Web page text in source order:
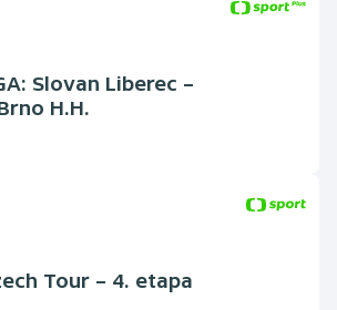
Slovan Liberec –
H.H.
Tour – 4. etapa